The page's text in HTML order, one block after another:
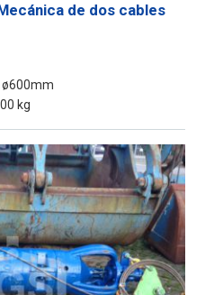
de dos cables
ø600mm
kg